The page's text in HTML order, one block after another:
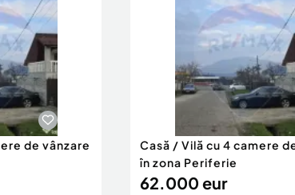
de vânzare
Casă / Vilă cu 4 camere
în zona Periferie
62.000 eur